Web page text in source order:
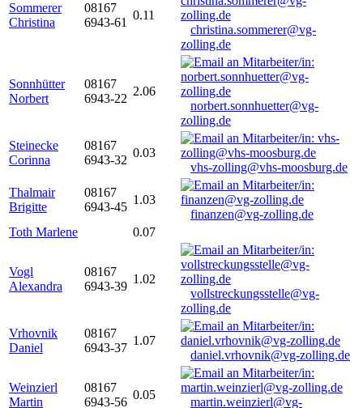
Sommerer
Christina
08167
6943-61
0.11
christina.sommerer@vg-
zolling.de
Sonnhütter
Norbert
08167
6943-22
2.06
norbert.sonnhuetter@vg-
zolling.de
Steinecke
Corinna
08167
6943-32
0.03
vhs-zolling@vhs-moosburg.de
Thalmair
Brigitte
08167
6943-45
1.03
finanzen@vg-zolling.de
Toth Marlene
0.07
Vogl
Alexandra
08167
6943-39
1.02
vollstreckungsstelle@vg-
zolling.de
Vrhovnik
Daniel
08167
6943-37
1.07
daniel.vrhovnik@vg-zolling.de
Weinzierl
Martin
08167
6943-56
0.05
martin.weinzierl@vg-